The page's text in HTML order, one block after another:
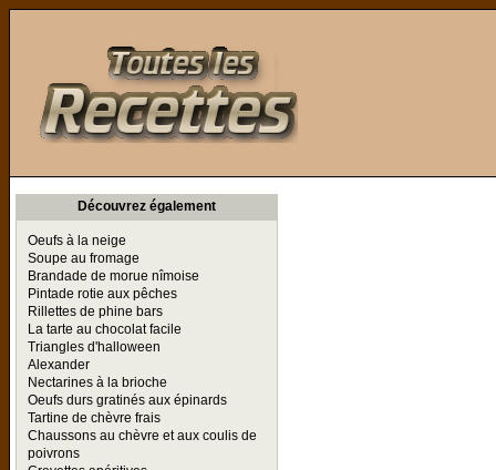
Découvrez également
Oeufs à la neige
Soupe au fromage
Brandade de morue nîmoise
Pintade rotie aux pêches
Rillettes de phine bars
La tarte au chocolat facile
Triangles d'halloween
Alexander
Nectarines à la brioche
Oeufs durs gratinés aux épinards
Tartine de chèvre frais
Chaussons au chèvre et aux coulis de
poivrons